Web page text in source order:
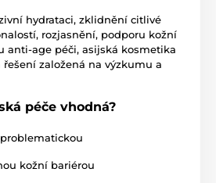
hydrataci, zklidnění citlivé
rozjasnění, podporu kožní
anti-age péči, asijská kosmetika
založená na výzkumu a
péče vhodná?
kožní bariérou